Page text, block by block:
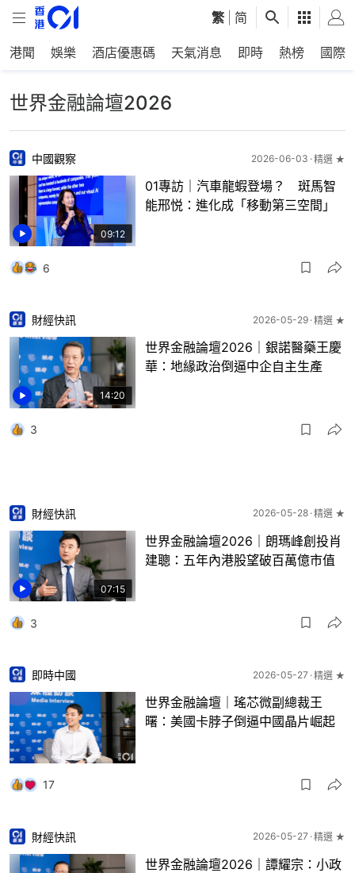
繁 简
港聞 娛樂 酒店優惠碼 天氣消息 即時 熱榜 國際
世界金融論壇2026
09:12
中國觀察 2026-06-03 精選 ★
01專訪｜汽車龍蝦登場？ 斑馬智
能邢悦：進化成「移動第三空間」
6
14:20
財經快訊 2026-05-29 精選 ★
世界金融論壇2026｜銀諾醫藥王慶
華：地緣政治倒逼中企自主生產
3
07:15
財經快訊 2026-05-28 精選 ★
世界金融論壇2026｜朗瑪峰創投肖
建聰：五年內港股望破百萬億市值
3
即時中國 2026-05-27 精選 ★
世界金融論壇｜瑤芯微副總裁王
曙：美國卡脖子倒逼中國晶片崛起
17
財經快訊 2026-05-27 精選 ★
世界金融論壇2026｜譚耀宗：小政